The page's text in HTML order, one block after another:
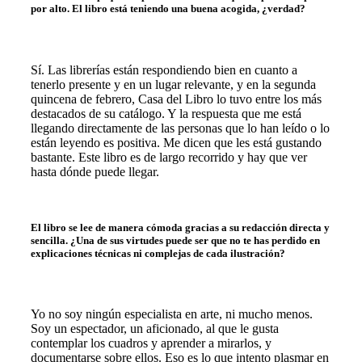
por alto. El libro está teniendo una buena acogida, ¿verdad?
Sí. Las librerías están respondiendo bien en cuanto a
tenerlo presente y en un lugar relevante, y en la segunda
quincena de febrero, Casa del Libro lo tuvo entre los más
destacados de su catálogo. Y la respuesta que me está
llegando directamente de las personas que lo han leído o lo
están leyendo es positiva. Me dicen que les está gustando
bastante. Este libro es de largo recorrido y hay que ver
hasta dónde puede llegar.
El libro se lee de manera cómoda gracias a su redacción directa y
sencilla. ¿Una de sus virtudes puede ser que no te has perdido en
explicaciones técnicas ni complejas de cada ilustración?
Yo no soy ningún especialista en arte, ni mucho menos.
Soy un espectador, un aficionado, al que le gusta
contemplar los cuadros y aprender a mirarlos, y
documentarse sobre ellos. Eso es lo que intento plasmar en